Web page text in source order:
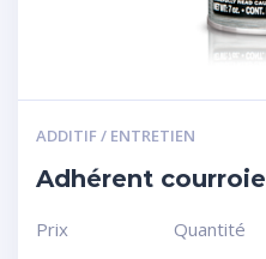
ADDITIF / ENTRETIEN
Adhérent courroie
Prix
Quantité